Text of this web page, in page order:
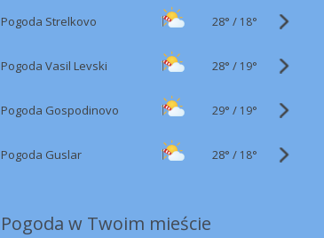
Pogoda Strelkovo 28° / 18°
Pogoda Vasil Levski 28° / 19°
Pogoda Gospodinovo 29° / 19°
Pogoda Guslar 28° / 18°
Pogoda w Twoim mieście